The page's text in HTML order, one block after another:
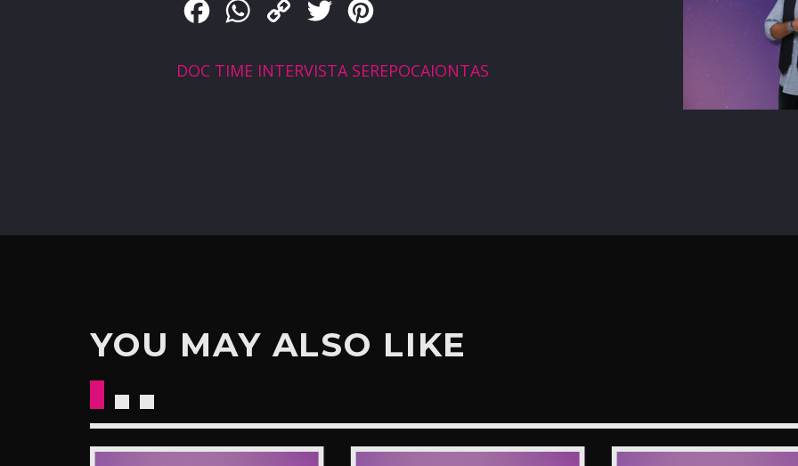
FacebookWhatsApp
Copy
Twitter
DOC TIME INTERVISTA SEREPOCAIONTAS
YOU MAY ALSO LIKE